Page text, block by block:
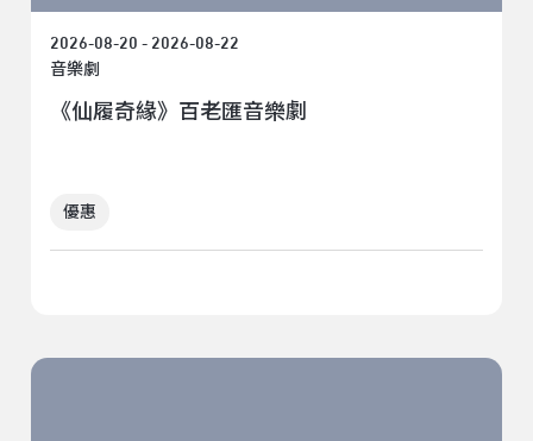
2026-08-20 - 2026-08-22
音樂劇
《仙履奇緣》百老匯音樂劇
優惠